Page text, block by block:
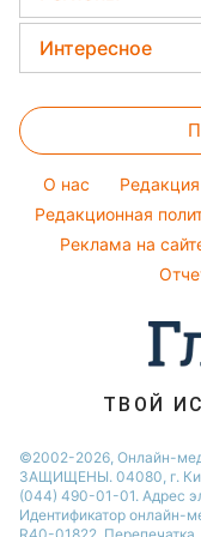
Настя
Виталий
Потап
Все о сале
Курс валют
Цены на
Окрашивание
Красивый
Модные ошибки
Советы от
Новости
Новости
Новости Львова
Новости Сум
Новости Днепра
Новости
Новости
Новости
Новости
Интересное
Тесты по
Оптические
Народные
Все о шоу-
O нас Редакция
Редакционная
Реклама на
ТВОЙ
©2002-2026, Онлайн-
ЗАЩИЩЕНЫ. 04080, г.
(044) 490-01-01. Адрес
Идентификатор онлайн-